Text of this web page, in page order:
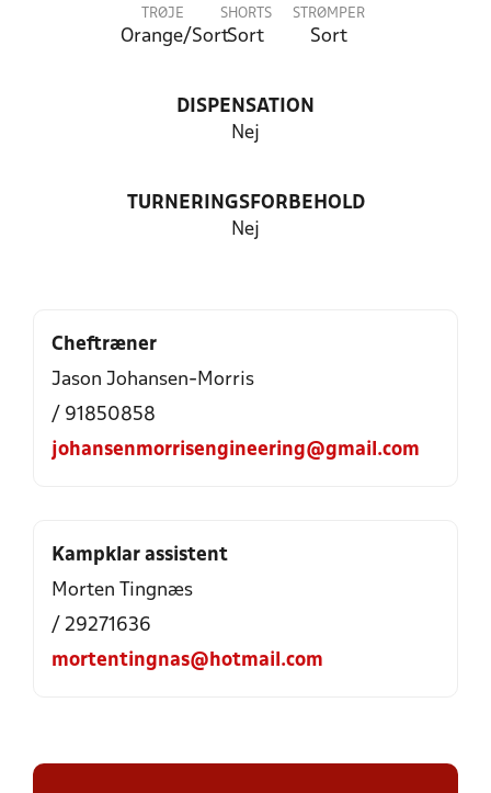
TRØJE
Orange/Sort
SHORTS
Sort
STRØMPER
Sort
DISPENSATION
Nej
TURNERINGSFORBEHOLD
Nej
Cheftræner
Jason Johansen-Morris
/ 91850858
johansenmorrisengineering@gmail.com
Kampklar assistent
Morten Tingnæs
/ 29271636
mortentingnas@hotmail.com